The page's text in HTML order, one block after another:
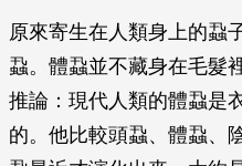
原來寄生在人類身上的蝨
蝨。體蝨並不藏身在毛髮
推論：現代人類的體蝨是
的。他比較頭蝨、體蝨、